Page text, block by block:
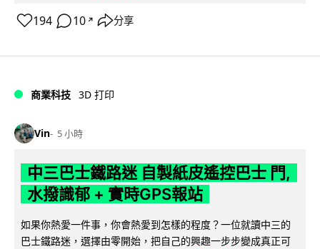
194 10 ↗ 分享
商業科技 3D 打印
Vin 5 小時
中三巴士鐵路迷 自製紙皮遙控巴士 門,
水撥識郁 + 實時GPS報站
如果你熱愛一件事，你會熱愛到怎樣的程度？一位就讀中三的
巴士鐵路迷，選擇由零開始，把自己的興趣一步步變成真正可